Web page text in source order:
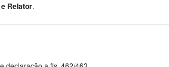
Relator.